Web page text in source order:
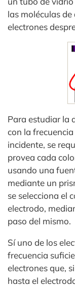
las moléculas
electrones
Para estudiar la
con la
incidente, se
provea cada
usando una
mediante un
se selecciona el
electrodo,
paso del mismo.
Sí uno de los
frecuencia
electrones que,
hasta el